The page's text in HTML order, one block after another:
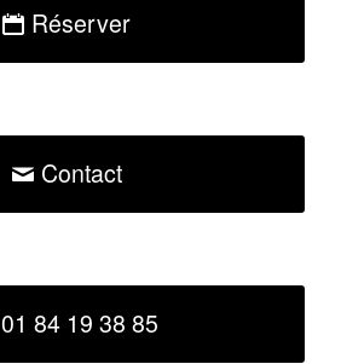
Réserver
Contact
01 84 19 38 85